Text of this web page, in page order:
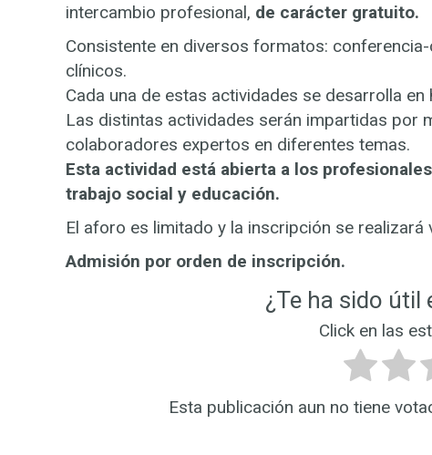
intercambio profesional, de carácter gratuito.
Consistente en diversos formatos:
clínicos.
Cada una de estas actividades se desarrolla
Las distintas actividades serán impartidas por
colaboradores expertos en diferentes temas.
Esta actividad está abierta a los
trabajo social y educación.
El aforo es limitado y la inscripción se realizará
Admisión por orden de inscripción.
¿Te ha sido útil
Click en las
Esta publicación aun no tiene